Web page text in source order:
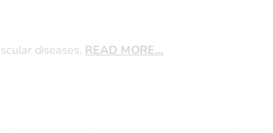
diseases. READ MORE…